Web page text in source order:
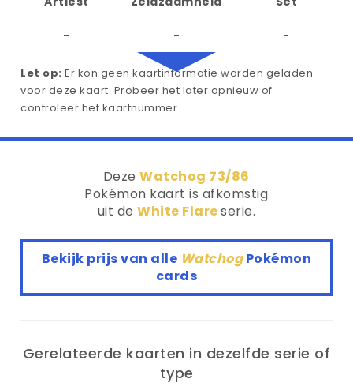
- - -
Let op: Er kon geen kaartinformatie worden geladen
voor deze kaart. Probeer het later opnieuw of
controleer het kaartnummer.
DezeWatchog 73/86
Pokémon kaart is afkomstig
uit deWhite Flareserie.
Bekijk prijs van alle WatchogPokémon
cards
Gerelateerde kaarten in dezelfde serie of
type